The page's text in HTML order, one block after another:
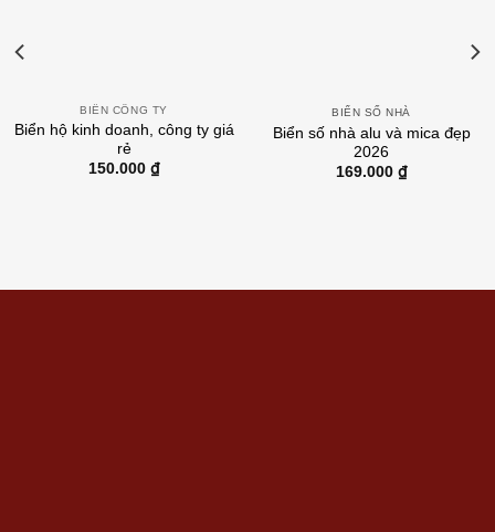
BIỂN CÔNG TY
Biển hộ kinh doanh, công ty giá
rẻ
150.000 ₫
BIỂN SỐ NHÀ
Biển số nhà alu và mica đẹp
2026
169.000 ₫